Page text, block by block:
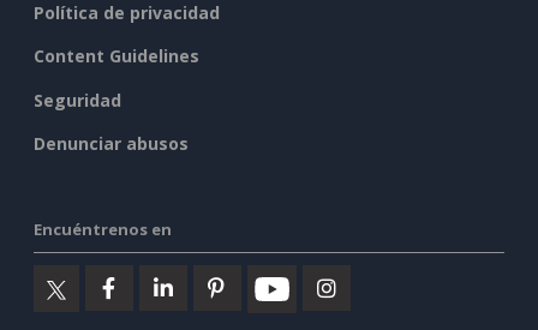
Política de privacidad
Content Guidelines
Seguridad
Denunciar abusos
Encuéntrenos en